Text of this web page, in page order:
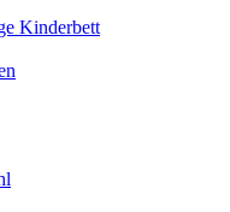
Kinderbett